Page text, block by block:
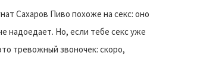
Сахаров Пиво похоже на секс: оно
надоедает. Но, если тебе секс уже
тревожный звоночек: скоро,